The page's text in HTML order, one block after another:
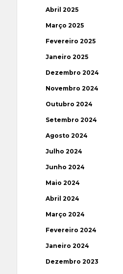
Abril 2025
Março 2025
Fevereiro 2025
Janeiro 2025
Dezembro 2024
Novembro 2024
Outubro 2024
Setembro 2024
Agosto 2024
Julho 2024
Junho 2024
Maio 2024
Abril 2024
Março 2024
Fevereiro 2024
Janeiro 2024
Dezembro 2023